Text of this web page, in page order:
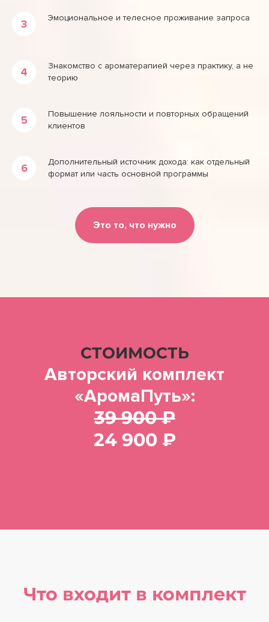
Эмоциональное и телесное проживание запроса
Знакомство с ароматерапией через практику, а не
теорию
Повышение лояльности и повторных обращений
клиентов
Дополнительный источник дохода: как отдельный
формат или часть основной программы
Это то, что нужно
СТОИМОСТЬ
Авторский комплект
«АромаПуть»:
39 900 ₽
24 900 ₽
Что входит в комплект